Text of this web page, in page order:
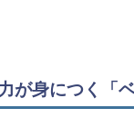
が身につく「